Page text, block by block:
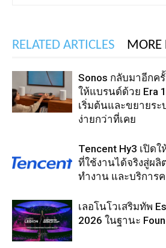
RELATED ARTICLES MORE
Sonos กลับมาอีกค
ให้แบรนด์ด้วย Era
เริ่มต้นและขยายระ
ง่ายกว่าที่เคย
Tencent Hy3 เปิด
ที่ใช้งานได้จริงสู่ผ
ทำงาน และบริการ
เลอโนโวเสริมทัพ
2026 ในฐานะ